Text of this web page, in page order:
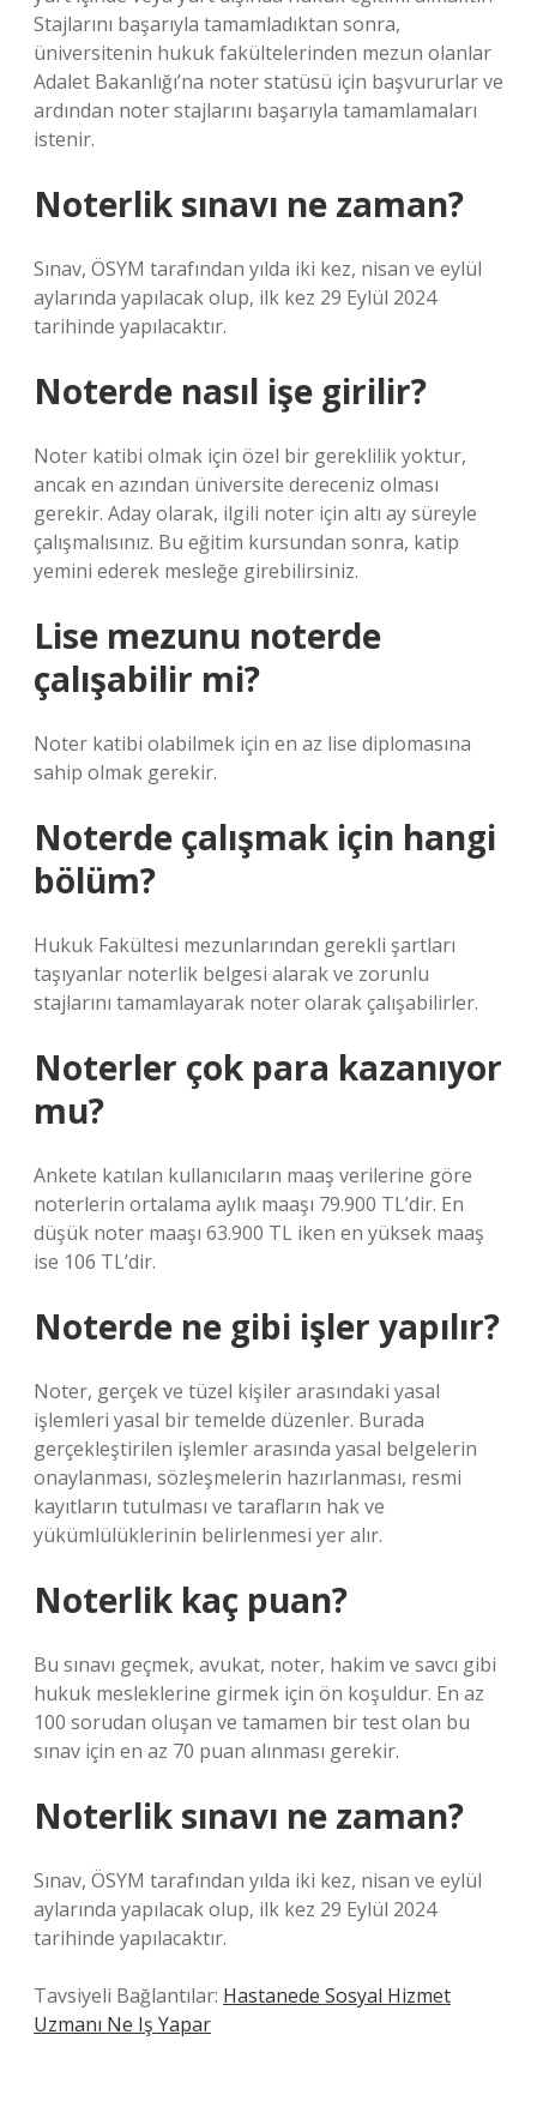
Stajlarını başarıyla tamamladıktan sonra,
üniversitenin hukuk fakültelerinden mezun olanlar
Adalet Bakanlığı’na noter statüsü için başvururlar ve
ardından noter stajlarını başarıyla tamamlamaları
istenir.
Noterlik sınavı ne zaman?
Sınav, ÖSYM tarafından yılda iki kez, nisan ve eylül
aylarında yapılacak olup, ilk kez 29 Eylül 2024
tarihinde yapılacaktır.
Noterde nasıl işe girilir?
Noter katibi olmak için özel bir gereklilik yoktur,
ancak en azından üniversite dereceniz olması
gerekir. Aday olarak, ilgili noter için altı ay süreyle
çalışmalısınız. Bu eğitim kursundan sonra, katip
yemini ederek mesleğe girebilirsiniz.
Lise mezunu noterde
çalışabilir mi?
Noter katibi olabilmek için en az lise diplomasına
sahip olmak gerekir.
Noterde çalışmak için hangi
bölüm?
Hukuk Fakültesi mezunlarından gerekli şartları
taşıyanlar noterlik belgesi alarak ve zorunlu
stajlarını tamamlayarak noter olarak çalışabilirler.
Noterler çok para kazanıyor
mu?
Ankete katılan kullanıcıların maaş verilerine göre
noterlerin ortalama aylık maaşı 79.900 TL’dir. En
düşük noter maaşı 63.900 TL iken en yüksek maaş
ise 106 TL’dir.
Noterde ne gibi işler yapılır?
Noter, gerçek ve tüzel kişiler arasındaki yasal
işlemleri yasal bir temelde düzenler. Burada
gerçekleştirilen işlemler arasında yasal belgelerin
onaylanması, sözleşmelerin hazırlanması, resmi
kayıtların tutulması ve tarafların hak ve
yükümlülüklerinin belirlenmesi yer alır.
Noterlik kaç puan?
Bu sınavı geçmek, avukat, noter, hakim ve savcı gibi
hukuk mesleklerine girmek için ön koşuldur. En az
100 sorudan oluşan ve tamamen bir test olan bu
sınav için en az 70 puan alınması gerekir.
Noterlik sınavı ne zaman?
Sınav, ÖSYM tarafından yılda iki kez, nisan ve eylül
aylarında yapılacak olup, ilk kez 29 Eylül 2024
tarihinde yapılacaktır.
Tavsiyeli Bağlantılar: Hastanede Sosyal Hizmet
Uzmanı Ne Iş Yapar